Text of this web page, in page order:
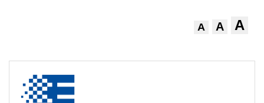
A A A